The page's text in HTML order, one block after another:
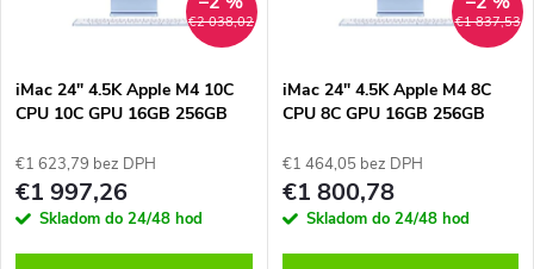
o
v
v
€2 038,02
iMac 24" 4.5K Apple M4 10C
CPU 10C GPU 16GB 256GB
€1 623,79 bez DPH
€1 997,26
Skladom do 24/48 hod
€1 837,53
iMac 24" 4.5K Apple M4 8C
CPU 8C GPU 16GB 256GB
€1 464,05 bez DPH
€1 800,78
Skladom do 24/48 hod